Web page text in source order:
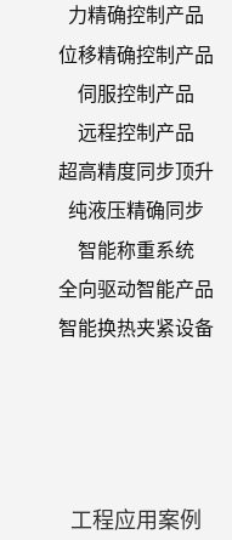
力精确控制产品
位移精确控制产品
伺服控制产品
远程控制产品
超高精度同步顶升
纯液压精确同步
智能称重系统
全向驱动智能产品
智能换热夹紧设备
工程应用案例